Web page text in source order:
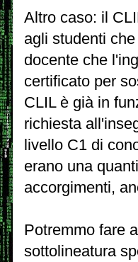
Altro caso: il
agli studenti
docente che
certificato per
CLIL è già in
richiesta
livello C1 di
erano una
accorgimenti,
Potremmo fare
sottolineatura